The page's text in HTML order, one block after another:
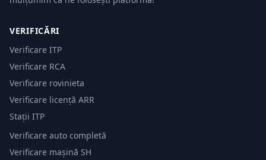
VERIFICĂRI
Verificare ITP
Verificare RCA
Verificare rovinieta
Verificare licență ARR
Stații ITP
Verificare auto completă
Verificare mașină SH